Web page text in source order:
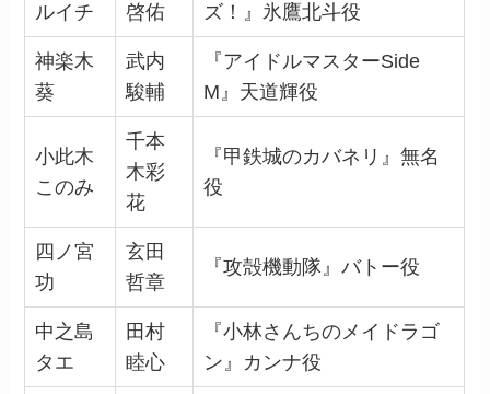
ルイチ
啓佑
ズ！』氷鷹北斗役
神楽木
葵
武内
駿輔
『アイドルマスターSide
M』天道輝役
小此木
このみ
千本
木彩
花
『甲鉄城のカバネリ』無名
役
四ノ宮
功
玄田
哲章
『攻殻機動隊』バトー役
中之島
タエ
田村
睦心
『小林さんちのメイドラゴ
ン』カンナ役